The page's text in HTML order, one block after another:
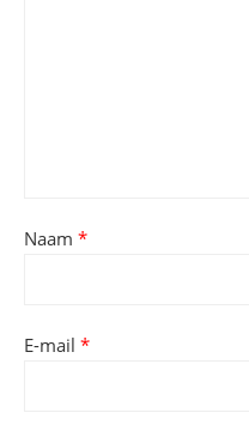
Naam *
E-mail *